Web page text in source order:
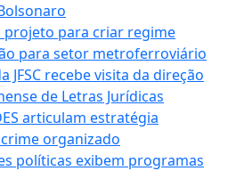
projeto para criar regime
para setor metroferroviário
recebe visita da direção
de Letras Jurídicas
articulam estratégia
organizado
políticas exibem programas